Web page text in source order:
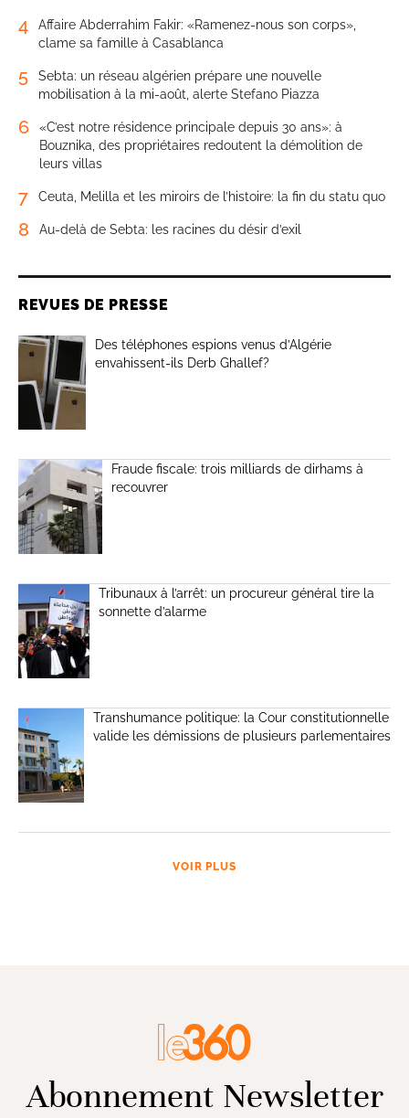
4
Affaire Abderrahim Fakir: «Ramenez-nous son corps»,
clame sa famille à Casablanca
5
Sebta: un réseau algérien prépare une nouvelle
mobilisation à la mi-août, alerte Stefano Piazza
6
«C’est notre résidence principale depuis 30 ans»: à
Bouznika, des propriétaires redoutent la démolition de
leurs villas
7 Ceuta, Melilla et les miroirs de l’histoire: la fin du statu quo
8 Au-delà de Sebta: les racines du désir d’exil
REVUES DE PRESSE
Des téléphones espions venus d’Algérie
envahissent-ils Derb Ghallef?
Fraude fiscale: trois milliards de dirhams à
recouvrer
Tribunaux à l’arrêt: un procureur général tire la
sonnette d’alarme
Transhumance politique: la Cour constitutionnelle
valide les démissions de plusieurs parlementaires
VOIR PLUS
Abonnement Newsletter